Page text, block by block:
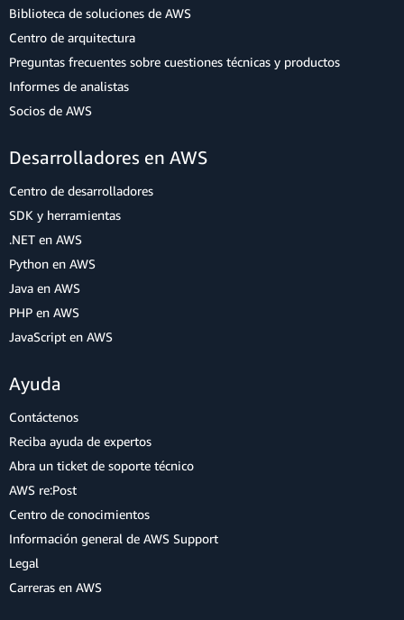
Biblioteca de soluciones de AWS
Centro de arquitectura
Preguntas frecuentes sobre cuestiones técnicas y productos
Informes de analistas
Socios de AWS
Desarrolladores en AWS
Centro de desarrolladores
SDK y herramientas
.NET en AWS
Python en AWS
Java en AWS
PHP en AWS
JavaScript en AWS
Ayuda
Contáctenos
Reciba ayuda de expertos
Abra un ticket de soporte técnico
AWS re:Post
Centro de conocimientos
Información general de AWS Support
Legal
Carreras en AWS